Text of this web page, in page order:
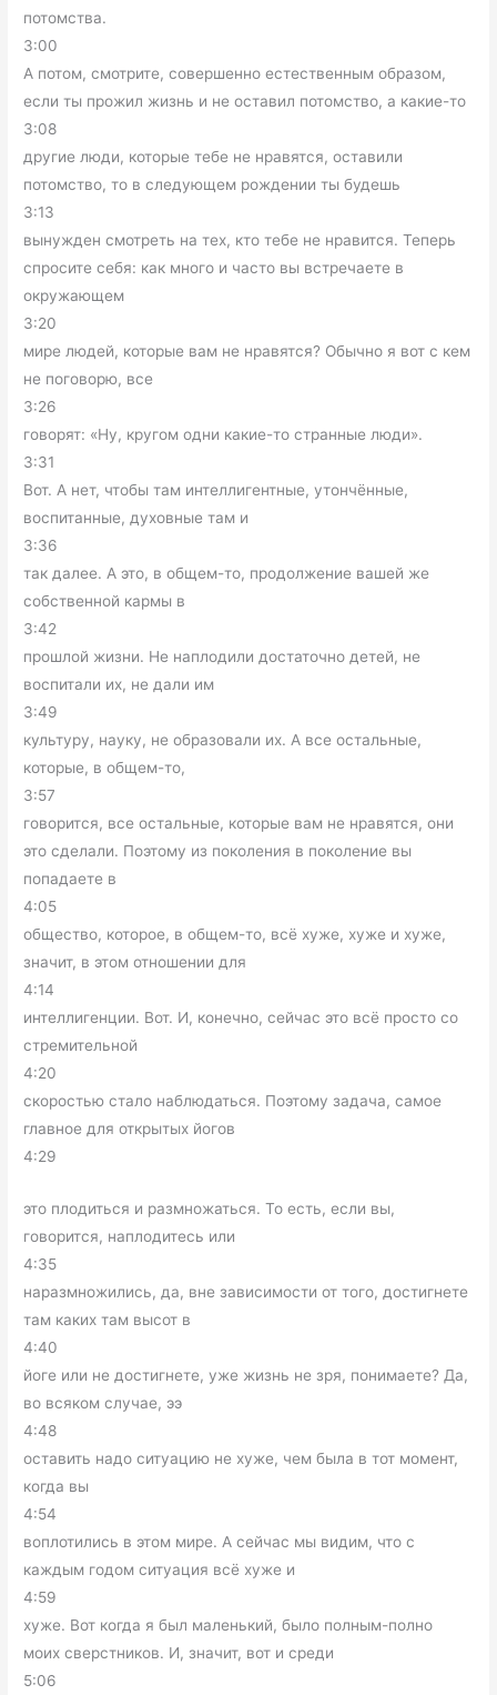
потомства.
3:00
А потом, смотрите, совершенно естественным образом,
если ты прожил жизнь и не оставил потомство, а какие-то
3:08
другие люди, которые тебе не нравятся, оставили
потомство, то в следующем рождении ты будешь
3:13
вынужден смотреть на тех, кто тебе не нравится. Теперь
спросите себя: как много и часто вы встречаете в
окружающем
3:20
мире людей, которые вам не нравятся? Обычно я вот с кем
не поговорю, все
3:26
говорят: «Ну, кругом одни какие-то странные люди».
3:31
Вот. А нет, чтобы там интеллигентные, утончённые,
воспитанные, духовные там и
3:36
так далее. А это, в общем-то, продолжение вашей же
собственной кармы в
3:42
прошлой жизни. Не наплодили достаточно детей, не
воспитали их, не дали им
3:49
культуру, науку, не образовали их. А все остальные,
которые, в общем-то,
3:57
говорится, все остальные, которые вам не нравятся, они
это сделали. Поэтому из поколения в поколение вы
попадаете в
4:05
общество, которое, в общем-то, всё хуже, хуже и хуже,
значит, в этом отношении для
4:14
интеллигенции. Вот. И, конечно, сейчас это всё просто со
стремительной
4:20
скоростью стало наблюдаться. Поэтому задача, самое
главное для открытых йогов
4:29
это плодиться и размножаться. То есть, если вы,
говорится, наплодитесь или
4:35
наразмножились, да, вне зависимости от того, достигнете
там каких там высот в
4:40
йоге или не достигнете, уже жизнь не зря, понимаете? Да,
во всяком случае, ээ
4:48
оставить надо ситуацию не хуже, чем была в тот момент,
когда вы
4:54
воплотились в этом мире. А сейчас мы видим, что с
каждым годом ситуация всё хуже и
4:59
хуже. Вот когда я был маленький, было полным-полно
моих сверстников. И, значит, вот и среди
5:06